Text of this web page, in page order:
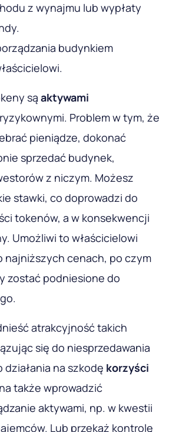
z wynajmu lub wypłaty
budynkiem
są aktywami
Problem w tym, że
pieniądze, dokonać
sprzedać budynek,
z niczym. Możesz
stawki, co doprowadzi do
tokenów, a w konsekwencji
Umożliwi to właścicielowi
najniższych cenach, po czym
zostać podniesione do
atrakcyjność takich
się do niesprzedawania
na szkodę korzyści
także wprowadzić
aktywami, np. w kwestii
Lub przekaż kontrolę